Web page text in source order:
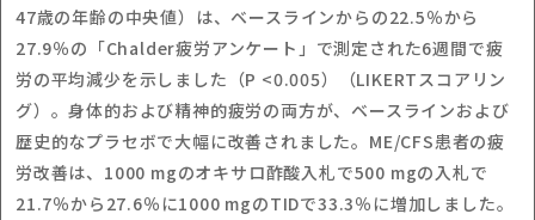
47歳の年齢の中央値）は、ベースラインからの22.5％から
27.9％の「Chalder疲労アンケート」で測定された6週間で疲
労の平均減少を示しました（P <0.005）（LIKERTスコアリン
グ）。身体的および精神的疲労の両方が、ベースラインおよび
歴史的なプラセボで大幅に改善されました。ME/CFS患者の疲
労改善は、1000 mgのオキサロ酢酸入札で500 mgの入札で
21.7％から27.6％に1000 mgのTIDで33.3％に増加しました。